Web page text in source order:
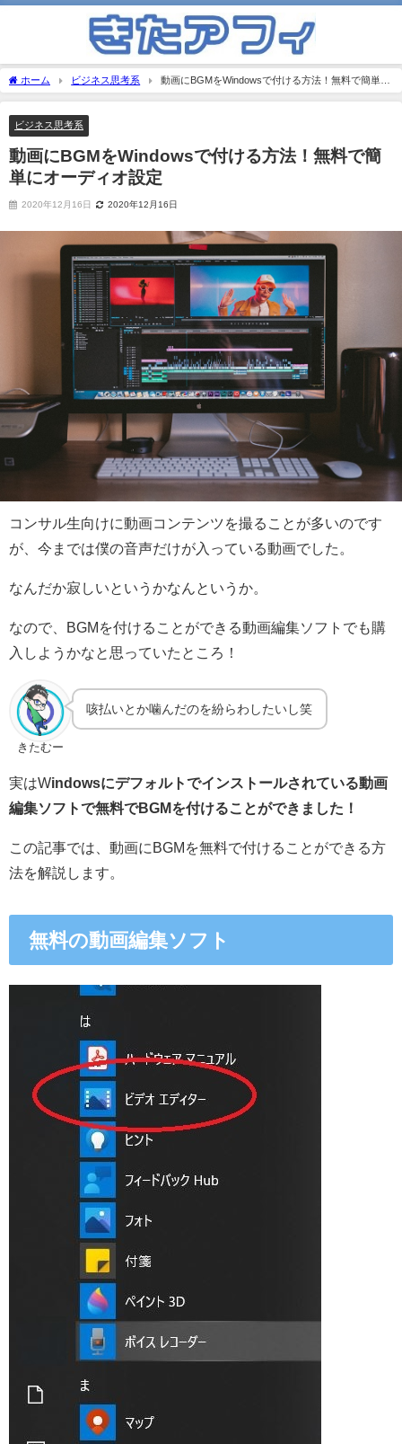
ホーム ビジネス思考系
動画にBGMをWindowsで付ける方法！無料で簡単に
オーディオ設定
ビジネス思考系
動画にBGMをWindowsで付ける方法！無料で簡
単にオーディオ設定
2020年12月16日 2020年12月16日
コンサル生向けに動画コンテンツを撮ることが多いのです
が、今までは僕の音声だけが入っている動画でした。
なんだか寂しいというかなんというか。
なので、BGMを付けることができる動画編集ソフトでも購
入しようかなと思っていたところ！
きたむー
咳払いとか噛んだのを紛らわしたいし笑
実はWindowsにデフォルトでインストールされている動画
編集ソフトで無料でBGMを付けることができました！
この記事では、動画にBGMを無料で付けることができる方
法を解説します。
無料の動画編集ソフト